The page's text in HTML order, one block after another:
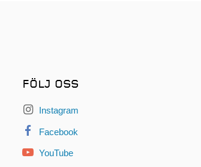
FÖLJ OSS
Instagram
Facebook
YouTube